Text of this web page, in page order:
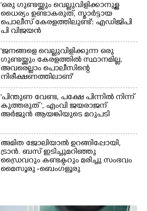
'ഒരു ഗുണ്ടയ്ക്കും വെല്ലുവിളിക്കാനുള്ള
ധൈര്യം ഉണ്ടാകരുത്, സ്മാർട്ടായ
പൊലീസ് കേരളത്തിലുണ്ട്': എഡിജിപി
പി വിജയൻ
'ജനങ്ങളെ വെല്ലുവിളിക്കുന്ന ഒരു
ഗുണ്ടയ്ക്കും കേരളത്തിൽ സ്ഥാനമില്ല,​
അവരെല്ലാം പൊലീസിന്റെ
നിരീക്ഷണത്തിലാണ്'
"പിന്തുണ വേണ്ട,​ പക്ഷേ പിന്നിൽ നിന്ന്
കുത്തരുത് ", എംവി ജയരാജന്
അർജുൻ ആയങ്കിയുടെ മറുപടി
അമിത ജോലിയാൽ ഉറങ്ങിപ്പോയി,
ട്രാൻ. ബസ് ഇടിച്ചുമറിഞ്ഞു
ഡ്രൈവറും കണ്ടക്ടറും മരിച്ചു സംഭവം
മൈസൂരു -ബെംഗളൂരു